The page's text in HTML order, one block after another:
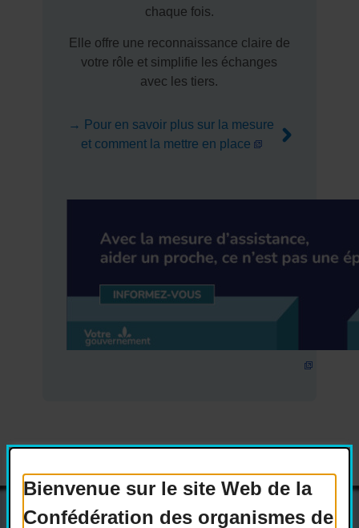
Bienvenue sur le site Web de la
Confédération des organismes de
chaque fois.
Elle offre une reconnaissance claire de
votre rôle et simplifie les échanges
avec les tiers.
→ Pour en savoir plus sur la mesure
et comment la mettre en place
Actualités Devenir membre